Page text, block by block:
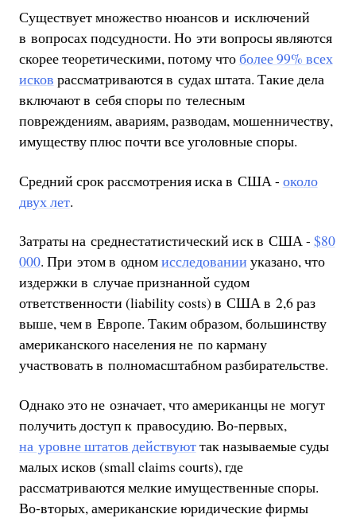
Существует множество нюансов и исключений
в вопросах подсудности. Но эти вопросы являются
скорее теоретическими, потому чтоболее 99% всех
исков рассматриваются в судах штата. Такие дела
включают в себя споры по телесным
повреждениям, авариям, разводам, мошенничеству,
имуществу плюс почти все уголовные споры.
Средний срок рассмотрения иска в США - около
двух лет.
Затраты на среднестатистический иск в США - $80
000. При этом в одномисследовании указано, что
издержки в случае признанной судом
ответственности (liability costs) в США в 2,6 раз
выше, чем в Европе. Таким образом, большинству
американского населения не по карману
участвовать в полномасштабном разбирательстве.
Однако это не означает, что американцы не могут
получить доступ к правосудию. Во-первых,
на уровне штатов действуюттак называемые суды
малых исков (small claims courts), где
рассматриваются мелкие имущественные споры.
Во-вторых, американские юридические фирмы